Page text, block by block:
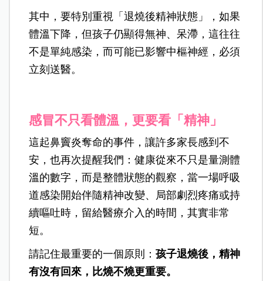
其中，要特別重視「退燒後精神狀態」，如果
體溫下降，但孩子仍顯得無神、呆滯，這往往
不是單純感染，而可能已影響中樞神經，必須
立刻送醫。
感冒不只看體溫，更要看「精神」
這起鼻竇炎奪命的事件，讓許多家長感到不
安，也再次提醒我們：健康從來不只是量測體
溫的數字，而是整體狀態的觀察，當一場呼吸
道感染開始伴隨精神改變、局部劇烈疼痛或持
續嘔吐時，留給醫療介入的時間，其實非常
短。
請記住最重要的一個原則：孩子退燒後，精神
有沒有回來，比燒不燒更重要。